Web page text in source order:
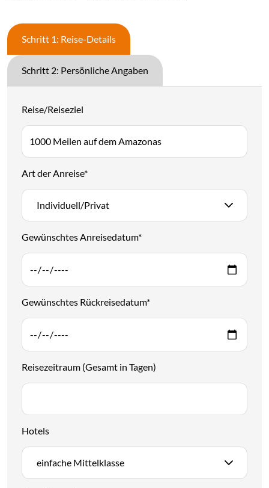
Schritt 1: Reise-Details
Schritt 2: Persönliche Angaben
Reise/Reiseziel
Art der Anreise*
Individuell/Privat
Gewünschtes Anreisedatum*
Gewünschtes Rückreisedatum*
Reisezeitraum (Gesamt in Tagen)
Hotels
einfache Mittelklasse